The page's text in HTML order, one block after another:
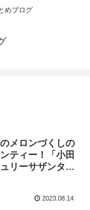
めブログ
メロンづくしの
ティー！「小田
リーサザンタワ
2023.08.14